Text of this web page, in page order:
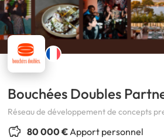
Bouchées Doubles
Réseau de développement de concepts
80 000 € Apport personnel